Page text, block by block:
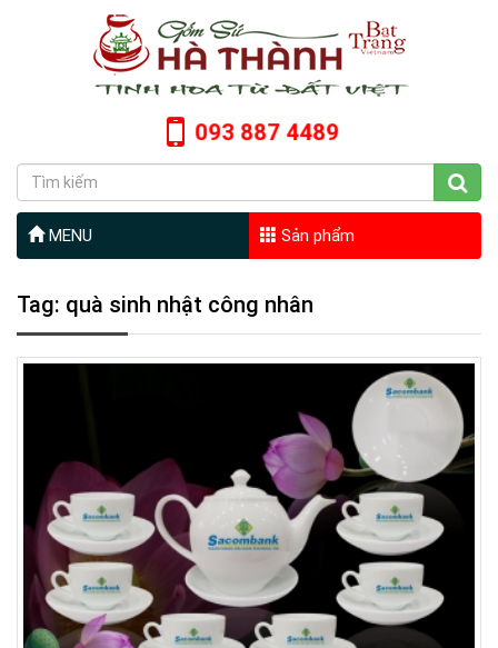
093 887 4489
MENU Sản phẩm
Tag: quà sinh nhật công nhân